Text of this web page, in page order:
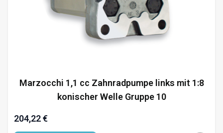
Marzocchi 1,1 cc Zahnradpumpe links mit 1:8
konischer Welle Gruppe 10
204,22 €